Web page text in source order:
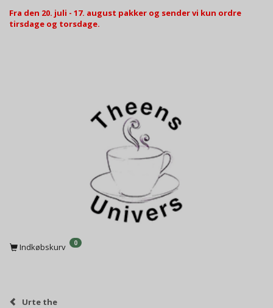
Fra den 20. juli - 17. august pakker og sender vi kun ordre
tirsdage og torsdage.
Indkøbskurv 0
Urte the